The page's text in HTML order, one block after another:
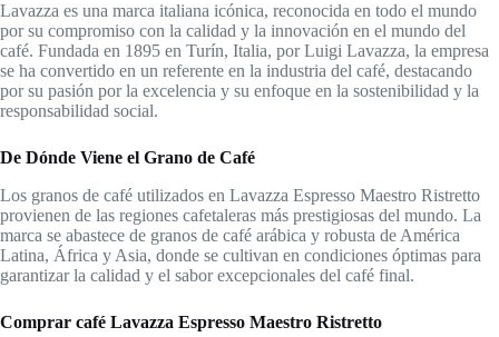
Lavazza es una marca italiana icónica, reconocida en todo el mundo
por su compromiso con la calidad y la innovación en el mundo del
café. Fundada en 1895 en Turín, Italia, por Luigi Lavazza, la empresa
se ha convertido en un referente en la industria del café, destacando
por su pasión por la excelencia y su enfoque en la sostenibilidad y la
responsabilidad social.
De Dónde Viene el Grano de Café
Los granos de café utilizados en Lavazza Espresso Maestro Ristretto
provienen de las regiones cafetaleras más prestigiosas del mundo. La
marca se abastece de granos de café arábica y robusta de América
Latina, África y Asia, donde se cultivan en condiciones óptimas para
garantizar la calidad y el sabor excepcionales del café final.
Comprar café Lavazza Espresso Maestro Ristretto